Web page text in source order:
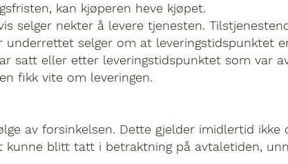
kan kjøperen heve kjøpet.
selger nekter å levere tjenesten.
selger om at leveringstidspunktet
satt eller etter leveringstidspunktet som var
fikk vite om leveringen.
av forsinkelsen. Dette gjelder imidlertid
blitt tatt i betraktning på avtaletiden,